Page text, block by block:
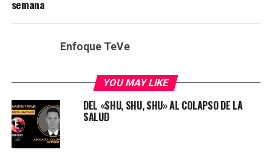
semana
Enfoque TeVe
YOU MAY LIKE
DEL «SHU, SHU, SHU» AL COLAPSO DE LA
SALUD